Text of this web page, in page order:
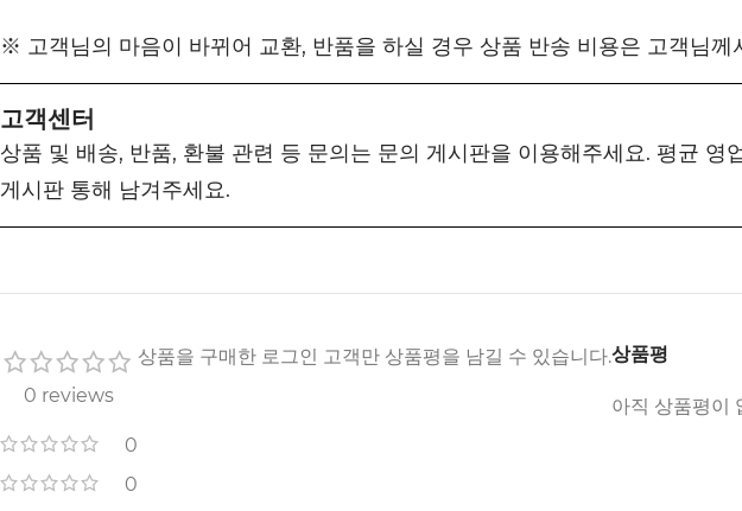
※ 고객님의 마음이 바뀌어 교환, 반품을 하실 경우 상품 반송 비용은 고객님께
고객센터
상품 및 배송, 반품, 환불 관련 등 문의는 문의 게시판을 이용해주세요. 평균
게시판 통해 남겨주세요.
0 reviews
0
0
상품평
아직 상품평이
상품을 구매한 로그인 고객만 상품평을 남길 수 있습니다.